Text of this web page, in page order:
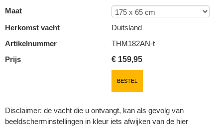
Maat
Herkomst vacht
Duitsland
Artikelnummer
THM182AN-t
Prijs
€ 159,95
BESTEL
Disclaimer: de vacht die u ontvangt, kan als gevolg van
beeldscherminstellingen in kleur iets afwijken van de hier